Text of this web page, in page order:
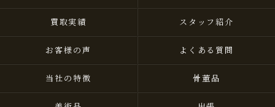
買取実績 スタッフ紹介
お客様の声 よくある質問
当社の特徴 骨董品